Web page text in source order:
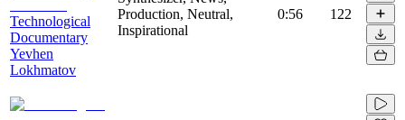
Technological
Documentary
Yevhen
Lokhmatov
Production, Neutral,
Inspirational
0:56 122